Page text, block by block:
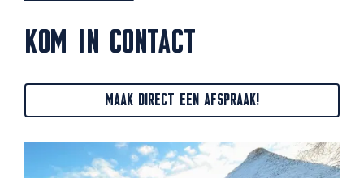
KOM IN CONTACT
MAAK DIRECT EEN AFSPRAAK!